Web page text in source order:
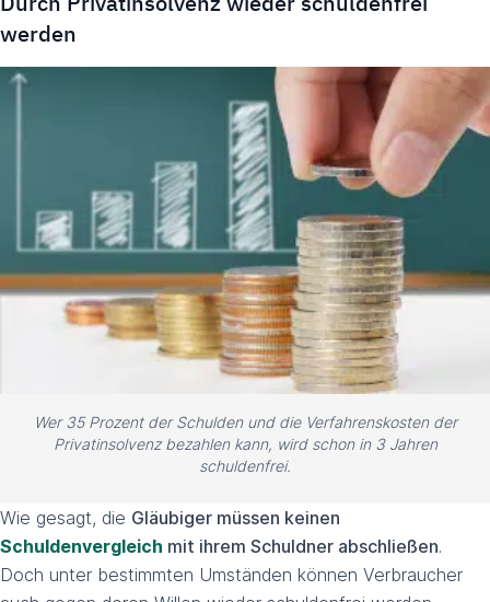
werden
Wer 35 Prozent der Schulden und die Verfahrenskosten der
Privatinsolvenz bezahlen kann, wird schon in 3 Jahren
schuldenfrei.
Wie gesagt, die Gläubiger müssen keinen
Schuldenvergleich mit ihrem Schuldner abschließen.
Doch unter bestimmten Umständen können Verbraucher